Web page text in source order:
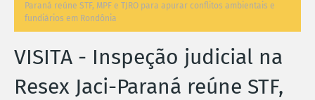
Paraná reúne STF, MPF e TJRO para apurar conflitos ambientais e
fundiários em Rondônia
VISITA - Inspeção judicial na
Resex Jaci-Paraná reúne STF,